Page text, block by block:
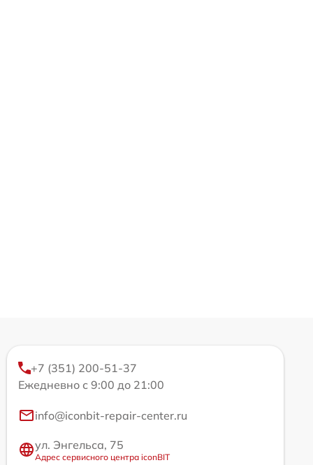
+7 (351) 200-51-37
Ежедневно с 9:00 до 21:00
info@iconbit-repair-center.ru
ул. Энгельса, 75
Адрес сервисного центра iconBIT